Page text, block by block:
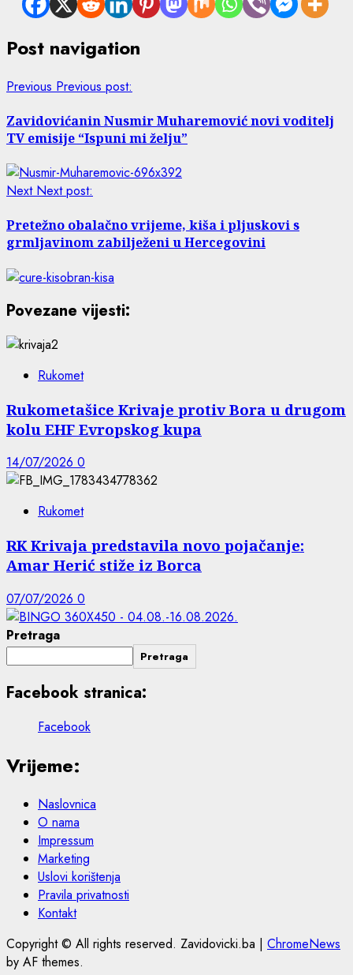
Post navigation
Previous Previous post:
Zavidovićanin Nusmir Muharemović novi voditelj
TV emisije “Ispuni mi želju”
Next Next post:
Pretežno obalačno vrijeme, kiša i pljuskovi s
grmljavinom zabilježeni u Hercegovini
Povezane vijesti:
Rukomet
Rukometašice Krivaje protiv Bora u drugom
kolu EHF Evropskog kupa
14/07/2026 0
Rukomet
RK Krivaja predstavila novo pojačanje:
Amar Herić stiže iz Borca
07/07/2026 0
Pretraga
Pretraga
Facebook stranica:
Facebook
Vrijeme:
Naslovnica
O nama
Impressum
Marketing
Uslovi korištenja
Pravila privatnosti
Kontakt
Copyright © All rights reserved. Zavidovicki.ba | ChromeNews
by AF themes.